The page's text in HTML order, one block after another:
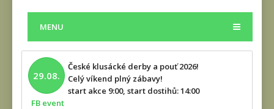
MENU
29.08.
České klusácké derby a pouť 2026!
Celý víkend plný zábavy!
start akce 9:00, start dostihů: 14:00
FB event